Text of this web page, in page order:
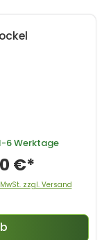
6 Werktage
€*
zzgl. Versand